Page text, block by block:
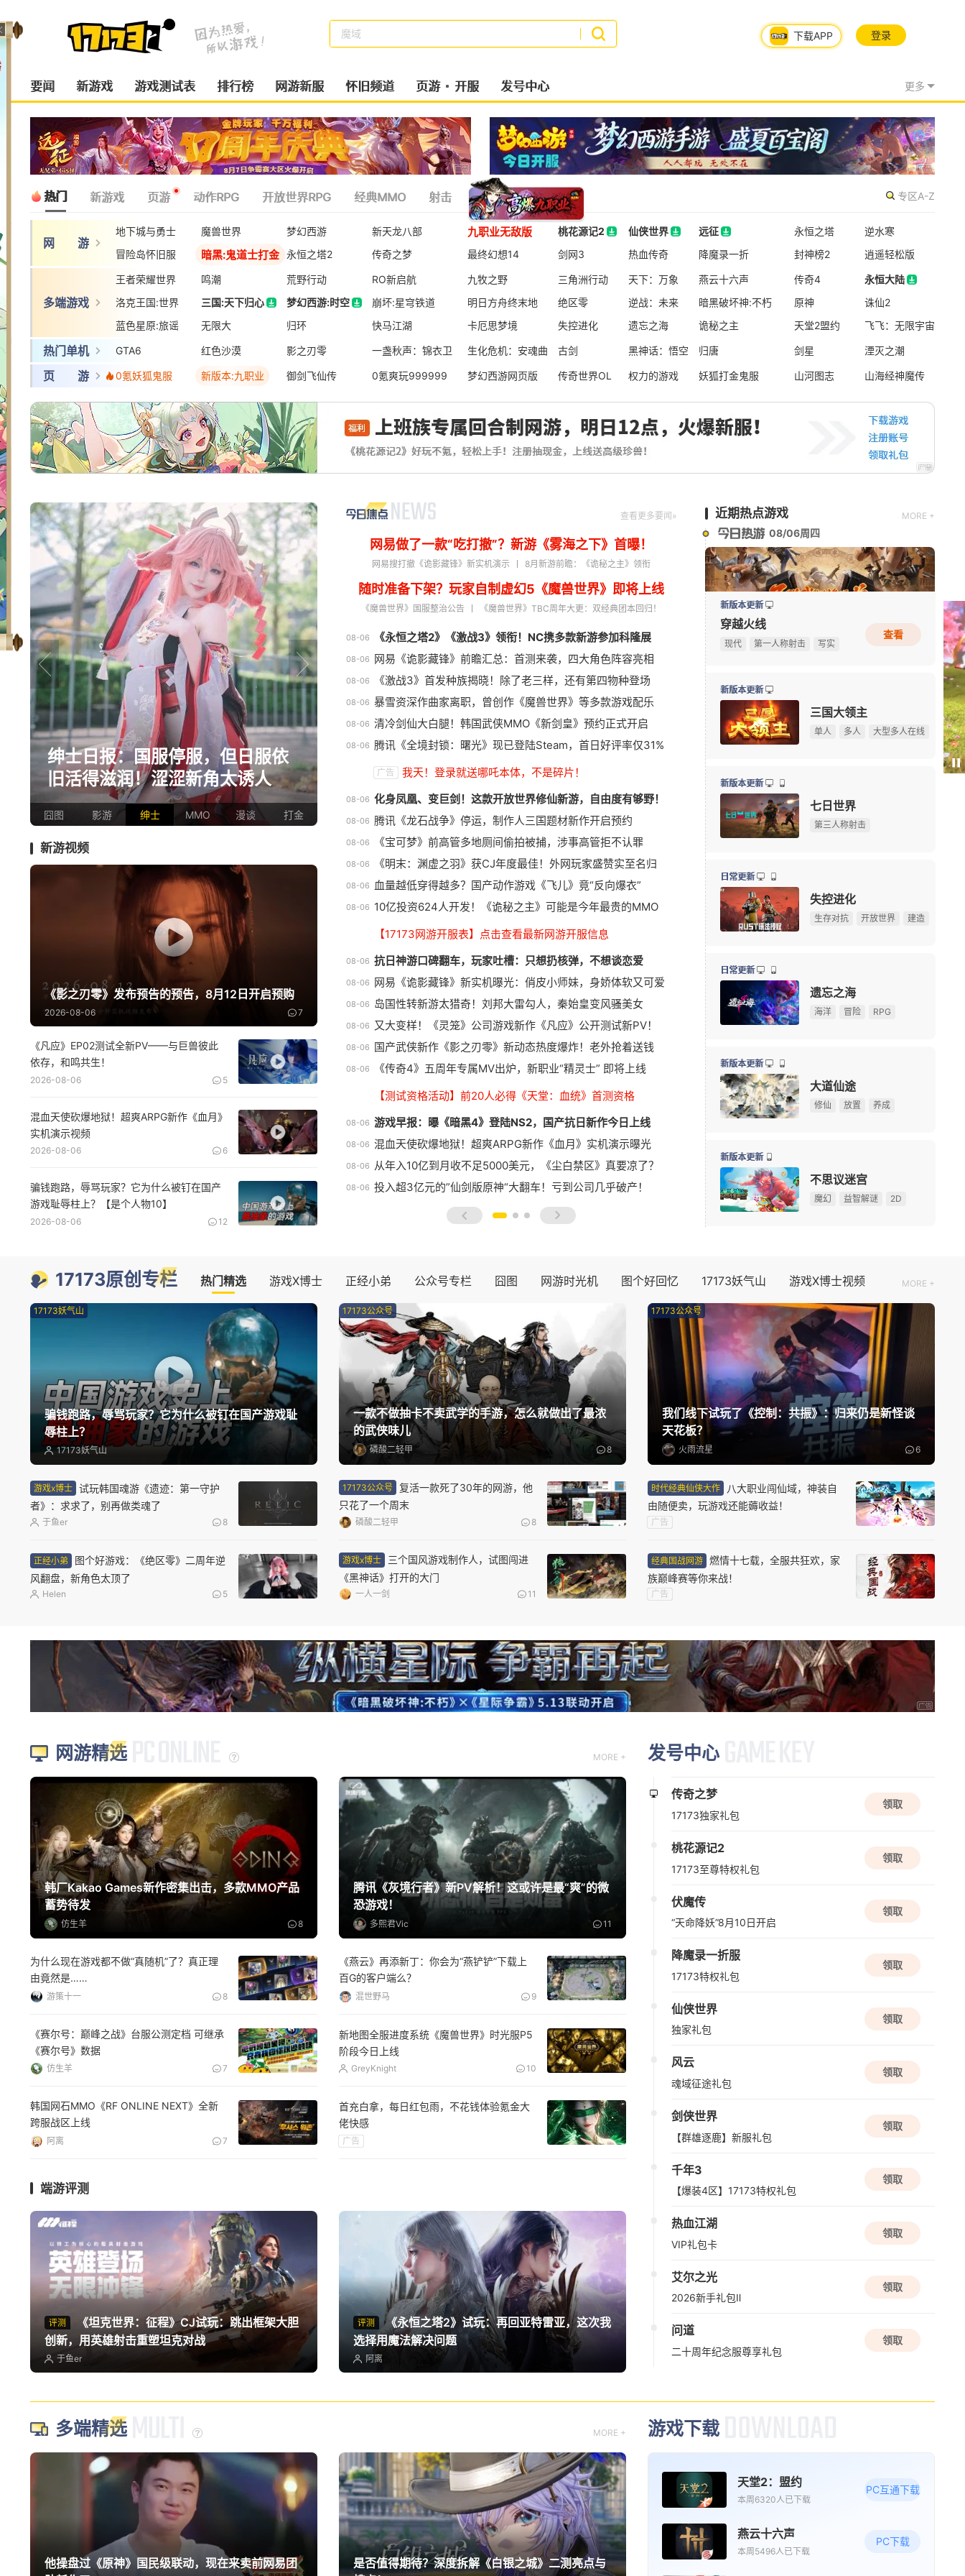
梦幻西游 下载APP 登录
要闻 新游戏 游戏测试表 排行榜 网游新服 怀旧频道 页游 开服 发号中心 更多
热门 新游戏 页游 动作RPG 开放世界RPG 经典MMO 射击 策略类 二次元 专区A-Z
网 游
地下城与勇士 魔兽世界 梦幻西游 新天龙八部 九职业无敌版
桃花源记2
桃花源记2
仙侠世界
仙侠世界
远征
远征
永恒之塔
逆水寒
冒险岛怀旧服
暗黑:鬼道士打金 永恒之塔2 传奇之梦 最终幻想14 剑网3 热血传奇 降魔录一折 封神榜2 逍遥轻松版
多端游戏
王者荣耀世界 鸣潮 荒野行动 RO新启航 九牧之野 三角洲行动 天下：万象 燕云十六声 传奇4
永恒大陆
永恒大陆
洛克王国:世界
三国:天下归心
三国:天下归心
梦幻西游:时空
梦幻西游:时空
崩坏:星穹铁道 明日方舟终末地 绝区零 逆战：未来 暗黑破坏神:不朽 原神
诛仙2
蓝色星原:旅谣
无限大 归环 快马江湖 卡厄思梦境 失控进化 遗忘之海 诡秘之主 天堂2盟约 飞飞：无限宇宙
热门单机 GTA6 红色沙漠 影之刃零 一盏秋声：锦衣卫 生化危机：安魂曲 古剑 黑神话：悟空 归唐 剑星 湮灭之潮
页 游 0氪妖狐鬼服 新版本:九职业 御剑飞仙传 0氪爽玩999999 梦幻西游网页版 传奇世界OL 权力的游戏 妖狐打金鬼服 山河图志 山海经神魔传
《冒险岛》怀旧服三服大乱斗！
国服人满为患，台服外挂猖狂
正惊漫谈：从MU开始，为什么网
游翅膀成了"躲不掉的刚需"？
prev next
囧图 影游 绅士 MMO 漫谈 打金
新游视频
《影之刃零》发布预告的预告，8月12日开启预购
2026-08-06 7
《凡应》EP02测试全新PV——与巨兽彼此
依存，和鸣共生！
2026-08-06 5
混血天使砍爆地狱！超爽ARPG新作《血月》
实机演示视频
2026-08-06 6
骗钱跑路，辱骂玩家？它为什么被钉在国产
游戏耻辱柱上？【是个人物10】
2026-08-06 12
查看更多要闻»
网易做了一款“吃打撤”？新游《雾海之下》首曝！
网易搜打撤《诡影藏锋》新实机演示 8月新游前瞻：《诡秘之主》领衔
随时准备下架？玩家自制虚幻5《魔兽世界》即将上线
《魔兽世界》国服整治公告 《魔兽世界》TBC周年大更：双经典团本回归！
08-06 《永恒之塔2》《激战3》领衔！NC携多款新游参加科隆展
08-06 网易《诡影藏锋》前瞻汇总：首测来袭，四大角色阵容亮相
08-06 《激战3》首发种族揭晓！除了老三样，还有第四物种登场
08-06 暴雪资深作曲家离职，曾创作《魔兽世界》等多款游戏配乐
08-06 清冷剑仙大白腿！韩国武侠MMO《新剑皇》预约正式开启
08-06 腾讯《全境封锁：曙光》现已登陆Steam，首日好评率仅31%
广告 我天！登录就送哪吒本体，不是碎片！
08-06 化身凤凰、变巨剑！这款开放世界修仙新游，自由度有够野！
08-06 腾讯《龙石战争》停运，制作人三国题材新作开启预约
08-06 《宝可梦》前高管多地厕间偷拍被捕，涉事高管拒不认罪
08-06 《明末：渊虚之羽》获CJ年度最佳！外网玩家盛赞实至名归
08-06 血量越低穿得越多？国产动作游戏《飞儿》竟“反向爆衣”
08-06 10亿投资624人开发！《诡秘之主》可能是今年最贵的MMO
【17173网游开服表】点击查看最新网游开服信息
08-06 抗日神游口碑翻车，玩家吐槽：只想扔核弹，不想谈恋爱
08-06 网易《诡影藏锋》新实机曝光：俏皮小师妹，身娇体软又可爱
08-06 岛国性转新游太猎奇！刘邦大雷勾人，秦始皇变风骚美女
08-06 又大变样！《灵笼》公司游戏新作《凡应》公开测试新PV！
08-06 国产武侠新作《影之刃零》新动态热度爆炸！老外抢着送钱
08-06
《传奇4》五周年专属MV出炉，新职业“精灵士” 即将上线
【测试资格活动】前20人必得《天堂：血统》首测资格
08-06 游戏早报：曝《暗黑4》登陆NS2，国产抗日新作今日上线
08-06 混血天使砍爆地狱！超爽ARPG新作《血月》实机演示曝光
08-06 从年入10亿到月收不足5000美元，《尘白禁区》真要凉了？
08-06 投入超3亿元的”仙剑版原神“大翻车！亏到公司几乎破产！
《Apex英雄》S30爆料：排位或将新增传奇禁用系统
《炉石传说》版本更新：引擎升级，正式终止Win7系
《完美世界：诸神之战》东方奇遇季今日正式开启
《三角洲行动》夏季赛即将开赛，换新赛制后会更好
绅士日报：冷门国产舰娘游戏新皮纯欲攻势，御姐萝
《刺客信条》功勋总监回归育碧，执掌系列新项目
Krafto新作出征科隆展，《绝地求生》衍生FPS全球首
限定手办直接送！上海全新动漫献血屋8月7日开启抽
10大坐骑免费送！《魔兽世界》国服21周年庆典明日
游戏早报：腾讯《天堂M》开测，网易《诡影藏锋》新
《守望先锋》新英雄D.Mon亮相！D.Va昔日队友终于
暗黑4国服免费领本体最后一天！原价128元，今晚
【17173网游开服表】点击查看最新网游开服信息
游戏早报：外媒盛赞《抵抗者》 冒险岛怀旧服国际服
俄罗斯大雷美女cos《巫师3》叶奈法！波涛汹涌大方
游戏早报：九阴新作细节曝光，粉丝自制魔兽即将上线
75岁初代“神奇女侠”晒沐浴照 网友感叹颜值冻龄
多图预警！CJ咪咕游戏展台高颜值游戏角色全捕捉
《永恒之塔2》现场COS精彩回顾，哪一位Cos角色最
【测试资格活动】前20人必得《天堂：血统》首测资格
剑网三《鹅鸭杀》联动，金山世游展台被玩家“攻陷”
ChinaJoy 第一天，《街头篮球》热血直上篮筐
正惊GIF：表情如此羞涩！美女这个表情，让人遐想连
ChinaJoy现场小姐姐分享：云逛展福利这不就来了
近期热点游戏 MORE +
08/05周三
炉石传说
半Q版
仙侠世界
时空猎人·觉醒
08/06周四
新版本更新
穿越火线
现代 第一人称射击 写实
查看
新版本更新
三国大领主
单人 多人 大型多人在线
新版本更新
七日世界
第三人称射击
日常更新
失控进化
生存对抗 开放世界 建造
日常更新
遗忘之海
海洋 冒险 RPG
新版本更新
大道仙途
修仙 放置 养成
新版本更新
不思议迷宫
魔幻 益智解谜 2D
搜打撤 中式恐怖
新版本更新
奥比岛：梦想国度
换装 模拟经营 休闲益智
半写实 2.5D
怪物猎人：旅人
动作角色扮演 开放世界
资料片更新
桃花源记2
Q版 休闲
2D 射击
盗墓笔记：启程
08/12周三
三国戏英杰传
08/13周四
苍翼：混沌效应
新版本更新
诺亚传说口袋版
08/14周五
17173原创专栏 热门精选 游戏X博士 正经小弟 公众号专栏 囧图 网游时光机 图个好回忆 17173妖气山 游戏X博士视频 MORE +
17173妖气山
骗钱跑路，辱骂玩家？它为什么被钉在国产游戏耻
辱柱上？
17173妖气山
17173公众号
一款不做抽卡不卖武学的手游，怎么就做出了最浓
的武侠味儿
磷酸二轻甲 8
17173公众号
我们线下试玩了《控制：共振》：归来仍是新怪谈
天花板？
火雨流星 6
游戏x博士
试玩韩国魂游《遗迹：第一守护
者》：求求了，别再做类魂了
于鱼er 8
17173公众号
复活一款死了30年的网游，他
只花了一个周末
磷酸二轻甲 8
时代经典仙侠大作
八大职业闯仙域，神装自
由随便卖，玩游戏还能薅收益！
广告
正经小弟
图个好游戏：《绝区零》二周年逆
风翻盘，新角色太顶了
Helen 5
游戏x博士
三个国风游戏制作人，试图闯进
《黑神话》打开的大门
一人一剑 11
经典国战网游
燃情十七载，全服共狂欢，家
族巅峰赛等你来战！
广告
网游精选 MORE +
韩厂Kakao Games新作密集出击，多款MMO产品
蓄势待发
仿生羊 8
腾讯《灰境行者》新PV解析！这或许是最“爽”的微
恐游戏！
多熙君Vic 11
为什么现在游戏都不做“真随机”了？真正理
由竟然是……
游策十一 8
《燕云》再添新丁：你会为“燕铲铲”下载上
百G的客户端么？
混世野马 9
《赛尔号：巅峰之战》台服公测定档 可继承
《赛尔号》数据
仿生羊 7
新地图全服进度系统《魔兽世界》时光服P5
阶段今日上线
GreyKnight 10
韩国网石MMO《RF ONLINE NEXT》全新
跨服战区上线
阿离 7
首充白拿，每日红包雨，不花钱体验氪金大
佬快感
广告
端游评测
评测
创新，用英雄射击重塑坦克对战
于鱼er
评测
《永恒之塔2》试玩：再回亚特雷亚，这次我
选择用魔法解决问题
阿离
发号中心
传奇之梦
17173独家礼包
领取
桃花源记2
17173至尊特权礼包
领取
伏魔传
“天命降妖”8月10日开启
领取
降魔录一折服
17173特权礼包
领取
仙侠世界
独家礼包
领取
风云
魂域征途礼包
领取
剑侠世界
【群雄逐鹿】新服礼包
领取
千年3
【爆装4区】17173特权礼包
领取
热血江湖
VIP礼包卡
领取
艾尔之光
2026新手礼包Ⅱ
领取
问道
二十周年纪念服尊享礼包
领取
多端精选 MORE +
他操盘过《原神》国民级联动，现在来卖前网易团
是否值得期待？深度拆解《白银之城》二测亮点与
游戏下载
天堂2：盟约
本周6320人已下载
PC互通下载
燕云十六声
本周5496人已下载
PC下载